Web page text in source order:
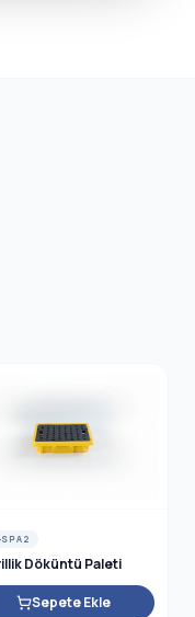
Döküntü Paleti
Sepete Ekle